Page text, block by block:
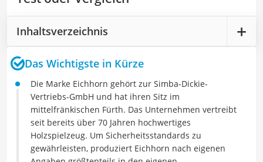
Inhaltsverzeichnis
Das Wichtigste in Kürze
Die Marke Eichhorn gehört zur Simba-Dickie-
Vertriebs-GmbH und hat ihren Sitz im
mittelfränkischen Fürth. Das Unternehmen vertreibt
seit bereits über 70 Jahren hochwertiges
Holzspielzeug. Um Sicherheitsstandards zu
gewährleisten, produziert Eichhorn nach eigenen